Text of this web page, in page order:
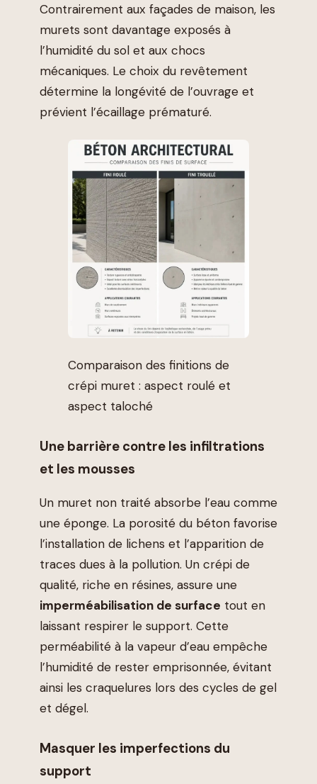
Contrairement aux façades de maison, les
murets sont davantage exposés à
l’humidité du sol et aux chocs
mécaniques. Le choix du revêtement
détermine la longévité de l’ouvrage et
prévient l’écaillage prématuré.
Comparaison des finitions de
crépi muret : aspect roulé et
aspect taloché
Une barrière contre les infiltrations
et les mousses
Un muret non traité absorbe l’eau comme
une éponge. La porosité du béton favorise
l’installation de lichens et l’apparition de
traces dues à la pollution. Un crépi de
qualité, riche en résines, assure une
imperméabilisation de surface tout en
laissant respirer le support. Cette
perméabilité à la vapeur d’eau empêche
l’humidité de rester emprisonnée, évitant
ainsi les craquelures lors des cycles de gel
et dégel.
Masquer les imperfections du
support